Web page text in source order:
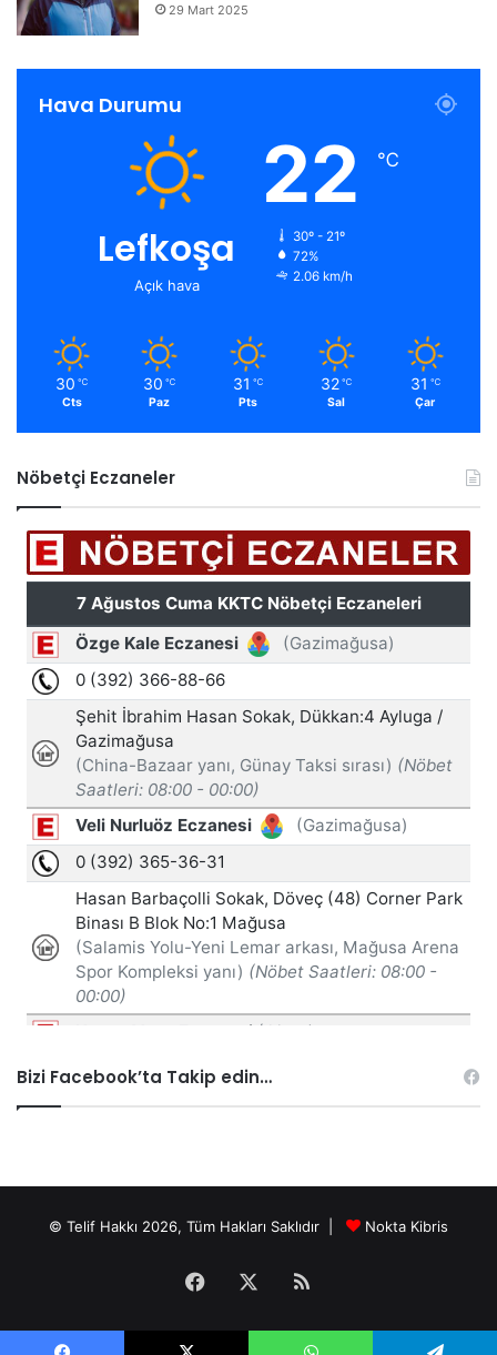
29 Mart 2025
Hava Durumu
Lefkoşa
Açık hava
22 ℃
30º - 21º
72%
2.06 km/h
30 ℃
Cts
30 ℃
Paz
31 ℃
Pts
32 ℃
Sal
31 ℃
Çar
Nöbetçi Eczaneler
Bizi Facebook’ta Takip edin…
© Telif Hakkı 2026, Tüm Hakları Saklıdır | Nokta Kibris
Facebook